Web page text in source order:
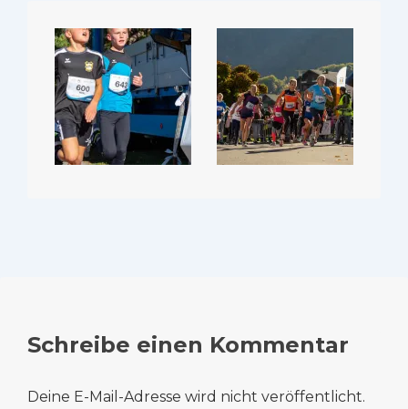
Schreibe einen Kommentar
Deine E-Mail-Adresse wird nicht veröffentlicht.